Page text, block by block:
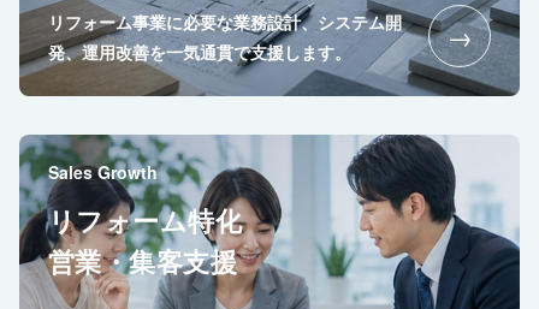
リフォーム事業に必要な業務設計、システム開
発、運用改善を一気通貫で支援します。
→
Sales Growth
リフォーム特化
営業・集客支援